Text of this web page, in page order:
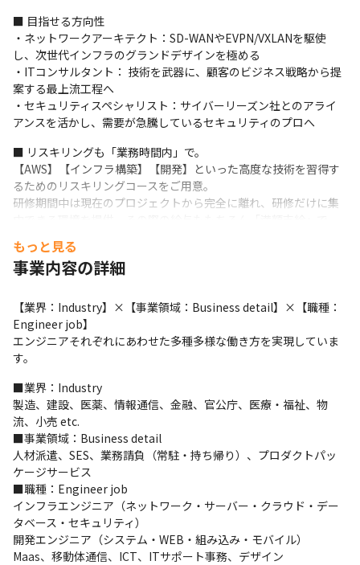
■ 目指せる方向性
・ネットワークアーキテクト：SD-WANやEVPN/VXLANを駆使
し、次世代インフラのグランドデザインを極める
・ITコンサルタント： 技術を武器に、顧客のビジネス戦略から提
案する最上流工程へ
・セキュリティスペシャリスト：サイバーリーズン社とのアライ
アンスを活かし、需要が急騰しているセキュリティのプロへ
■ リスキリングも「業務時間内」で。
【AWS】【インフラ構築】【開発】といった高度な技術を習得す
るためのリスキリングコースをご用意。
研修期間中は現在のプロジェクトから完全に離れ、研修だけに集
■ キャリア事例：経験を活かし、ITコンサルティングの領域へ
した先輩がいます。
異動先では、これまでの実務経験を強みに、ITコンサルタントと
してお客様へのヒアリングや要件定義といった、プロジェクトの
最上流工程から携わっています。
このように、現場で得た知見を活かし、お客様の課題解決や企画
フェーズなど「超上流工程」へ進んだ事例が増えています。
もっと見る
事業内容の詳細
【業界：Industry】×【事業領域：Business detail】×【職種：
Engineer job】
エンジニアそれぞれにあわせた多種多様な働き方を実現していま
す。
■業界：Industry
製造、建設、医薬、情報通信、金融、官公庁、医療・福祉、物
流、小売 etc.
■事業領域：Business detail
人材派遣、SES、業務請負（常駐・持ち帰り）、プロダクトパッ
ケージサービス
■職種：Engineer job
インフラエンジニア（ネットワーク・サーバー・クラウド・デー
タベース・セキュリティ）
開発エンジニア（システム・WEB・組み込み・モバイル）
Maas、移動体通信、ICT、ITサポート事務、デザイン